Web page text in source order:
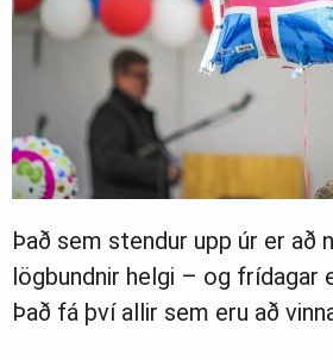
Það sem stendur upp úr er að
lögbundnir helgi – og frídagar
Það fá því allir sem eru að